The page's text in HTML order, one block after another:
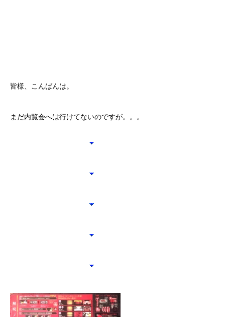
皆様、こんばんは。
まだ内覧会へは行けてないのですが。。。